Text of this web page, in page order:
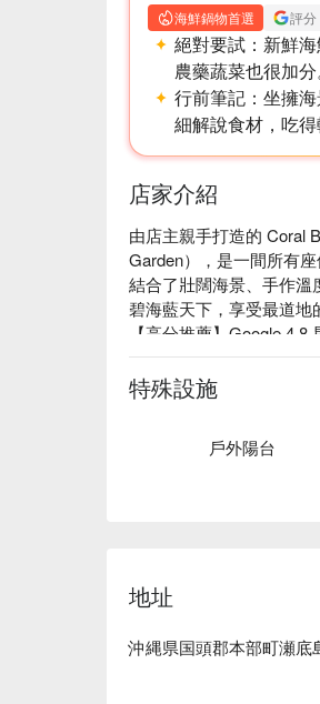
海鮮鍋物首選 評分
絕對要試： 新鮮
農藥蔬菜也很加分
行前筆記： 坐擁
細解說食材，吃得
店家介紹
由店主親手打造的 Coral
Garden），是一間所有
結合了壯闊海景、手作
碧海藍天下，享受最道地
【高分推薦】Google
的用心深深打動。食材
即使行動不便，仍親自為
啤酒，這是旅途中最難
【招牌菜色】
日手工熬製的高湯，濃郁
更棒的是，餐廳前方就是
特殊設施
戶外陽台
地址
沖縄県国頭郡本部町瀬底